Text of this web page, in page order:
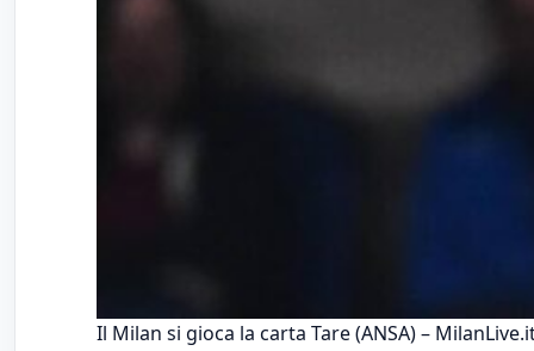
Il Milan si gioca la carta Tare (ANSA) –